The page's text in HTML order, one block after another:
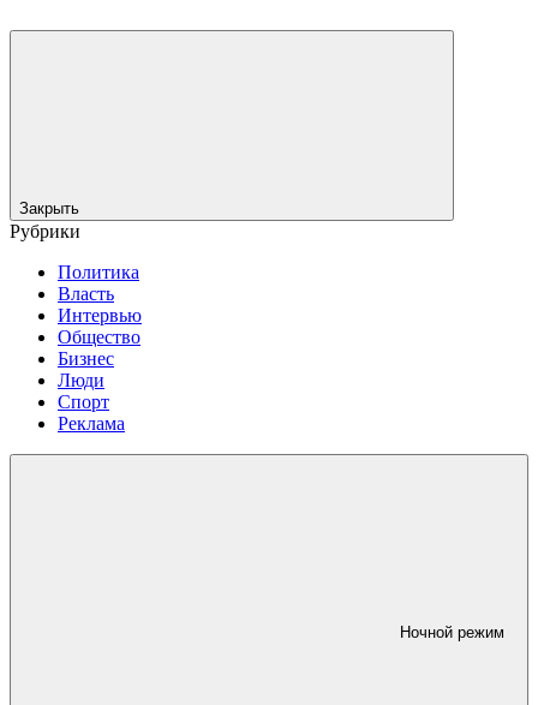
Закрыть
Рубрики
Политика
Власть
Интервью
Общество
Бизнес
Люди
Спорт
Реклама
Ночной режим